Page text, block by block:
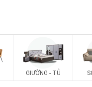
GIƯỜNG - TỦ